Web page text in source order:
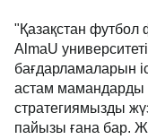
"Қазақстан
AlmaU
бағдарламаларын
астам мамандарды
стратегиямызды
пайызы ғана бар.